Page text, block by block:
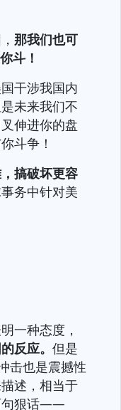
那我们也可
斗！
干涉我国内
未来我们不
伸进你的盘
斗争！
搞破坏更容
务中针对美
一种态度，
反应。 但是
击也是震撼性
述，相当于
句狠话——